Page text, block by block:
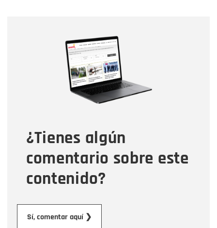
¿Tienes algún
comentario sobre este
contenido?
Sí, comentar aquí ❯
Correo electrónico
Tipo de comentario
Mensaje